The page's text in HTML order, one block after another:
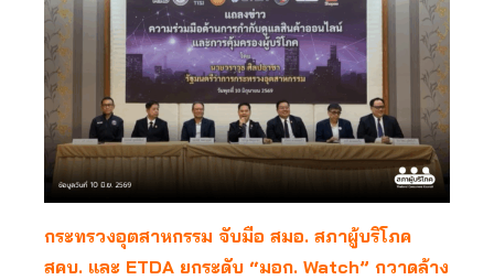
กระทรวงอุตสาหกรรม จับมือ สมอ. สภาผู้บริโภค
สคบ. และ ETDA ยกระดับ “มอก. Watch” กวาดล้าง